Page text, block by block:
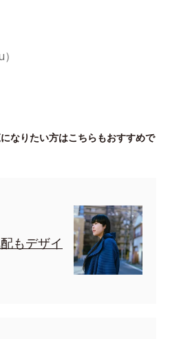
なりたい方はこちらもおすすめで
もデザイ